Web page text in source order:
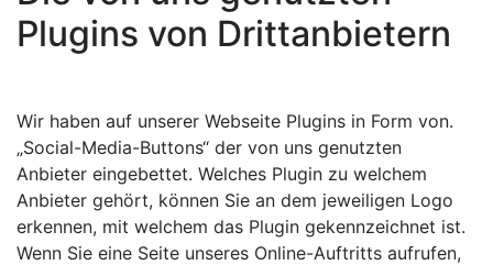
Plugins von Drittanbietern
Wir haben auf unserer Webseite Plugins in Form von.
„Social-Media-Buttons“ der von uns genutzten
Anbieter eingebettet. Welches Plugin zu welchem
Anbieter gehört, können Sie an dem jeweiligen Logo
erkennen, mit welchem das Plugin gekennzeichnet ist.
Wenn Sie eine Seite unseres Online-Auftritts aufrufen,